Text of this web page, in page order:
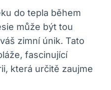
do tepla během
může být tou
zimní únik. Tato
fascinující
která určitě zaujme